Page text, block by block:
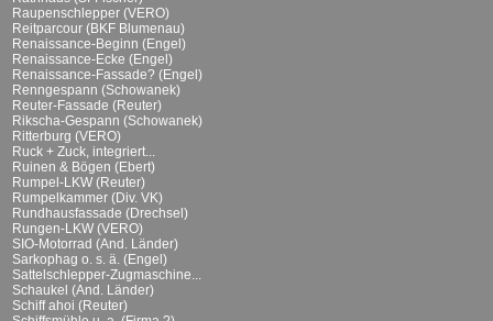
Raupenschlepper (VERO)
Reitparcour (BKF Blumenau)
Renaissance-Beginn (Engel)
Renaissance-Ecke (Engel)
Renaissance-Fassade? (Engel)
Renngespann (Schowanek)
Reuter-Fassade (Reuter)
Rikscha-Gespann (Schowanek)
Ritterburg (VERO)
Ruck + Zuck, integriert...
Ruinen & Bögen (Ebert)
Rumpel-LKW (Reuter)
Rumpelkammer (Div. VK)
Rundhausfassade (Drechsel)
Rungen-LKW (VERO)
SIO-Motorrad (And. Länder)
Sarkophag o. s. ä. (Engel)
Sattelschlepper-Zugmaschine...
Schaukel (And. Länder)
Schiff ahoi (Reuter)